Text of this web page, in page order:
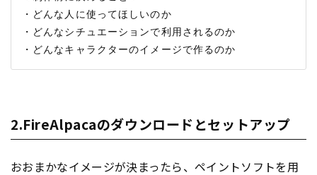
・どんな人に使ってほしいのか
・どんなシチュエーションで利用されるのか
2.FireAlpacaのダウンロードとセットアップ
おおまかなイメージが決まったら、ペイントソフトを用